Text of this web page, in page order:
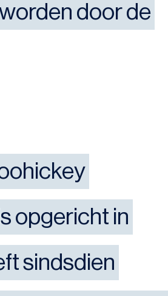
door de
opgericht in
sindsdien